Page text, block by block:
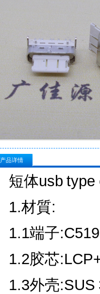
产品详情
短体usb
1.材質:
1.1端子
1.2胶芯
1.3外壳